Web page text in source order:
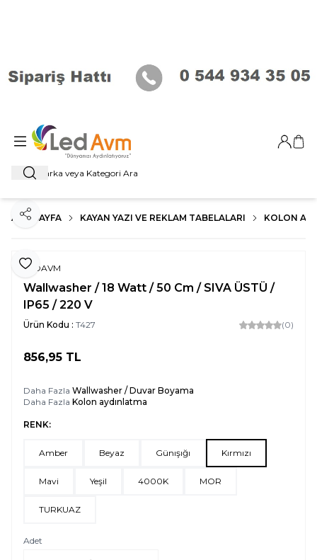
Ara
Giriş
ANA SAYFA KAYAN YAZI VE REKLAM TABELALARI KOLON
Favoriye Ekle
Paylaş
LEDAVM
Wallwasher / 18 Watt / 50 Cm / SIVA ÜSTÜ /
IP65 / 220 V
Ürün Kodu : T427 (0)
856,95 TL
Daha Fazla Wallwasher / Duvar Boyama
Daha Fazla Kolon aydınlatma
RENK:
Amber Beyaz Günışığı Kırmızı
Mavi Yeşil 4000K MOR
TURKUAZ
Adet